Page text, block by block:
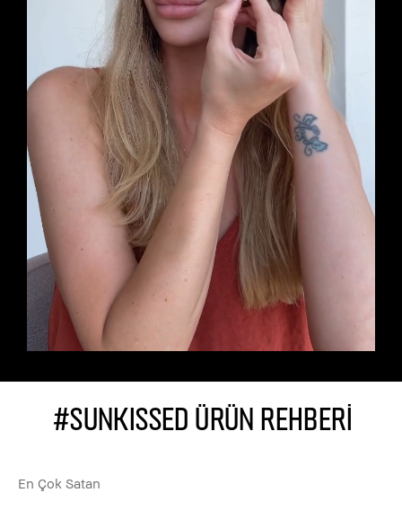
#SUNKISSED ÜRÜN REHBERİ
En Çok Satan